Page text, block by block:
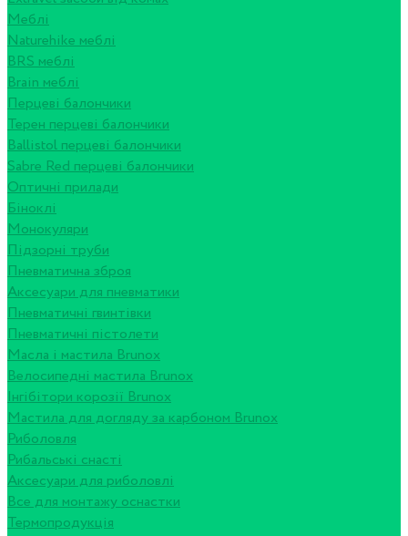
Меблі
Naturehike меблі
BRS меблі
Brain меблі
Перцеві балончики
Терен перцеві балончики
Ballistol перцеві балончики
Sabre Red перцеві балончики
Оптичні прилади
Біноклі
Монокуляри
Підзорні труби
Пневматична зброя
Аксесуари для пневматики
Пневматичні гвинтівки
Пневматичні пістолети
Масла і мастила Brunox
Велосипедні мастила Brunox
Інгібітори корозії Brunox
Мастила для догляду за карбоном Brunox
Риболовля
Рибальські снасті
Аксесуари для риболовлі
Все для монтажу оснастки
Термопродукція